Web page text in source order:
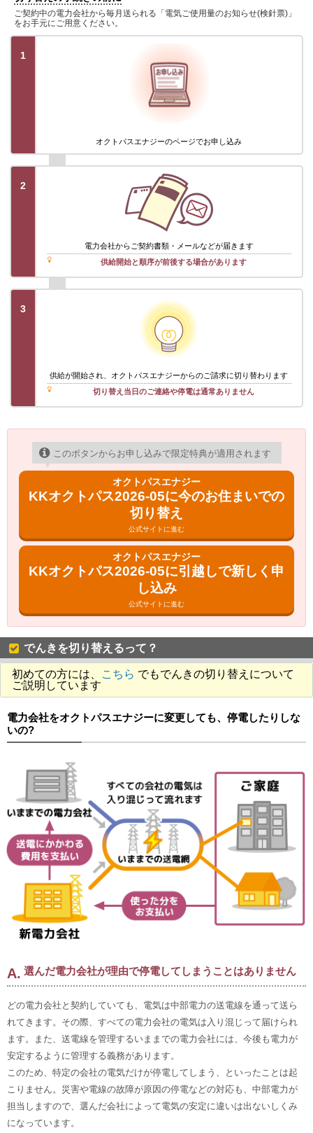
ご契約中の電力会社から毎月送られる「電気ご使用量のお知らせ(検針票)」
をお手元にご用意ください。
1
オクトパスエナジーのページでお申し込み
2
電力会社から ご契約書類・メールなどが届きます
供給開始と順序が前後する場合があります
3
供給が開始され、オクトパスエナジーからのご請求に切り替わります
切り替え当日のご連絡や停電は通常ありません
このボタンからお申し込みで限定特典が適用されます
オクトパスエナジー
KKオクトパス2026-05に今のお住まいでの
切り替え
公式サイトに進む
オクトパスエナジー
KKオクトパス2026-05に引越しで新しく申
し込み
公式サイトに進む
でんきを切り替えるって？
初めての方には、 こちら でもでんきの切り替えについて
ご説明しています
電力会社をオクトパスエナジーに変更しても、停電したりしな
いの?
選んだ電力会社が理由で停電してしまうことはありません
どの電力会社と契約していても、電気は中部電力の送電線を通って送ら
れてきます。その際、すべての電力会社の電気は入り混じって届けられ
ます。また、送電線を管理するいままでの電力会社には、今後も電力が
安定するように管理する義務があります。
このため、特定の会社の電気だけが停電してしまう、といったことは起
こりません。災害や電線の故障が原因の停電などの対応も、中部電力が
担当しますので、選んだ会社によって電気の安定に違いは出ないしくみ
になっています。